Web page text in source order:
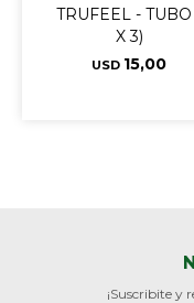
TRUFEEL -
X 3)
USD 15,00
¡Suscribite y